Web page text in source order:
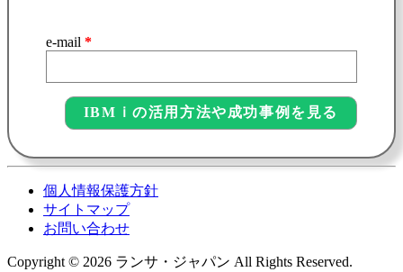
e-mail *
個人情報保護方針
サイトマップ
お問い合わせ
Copyright © 2026 ランサ・ジャパン All Rights Reserved.